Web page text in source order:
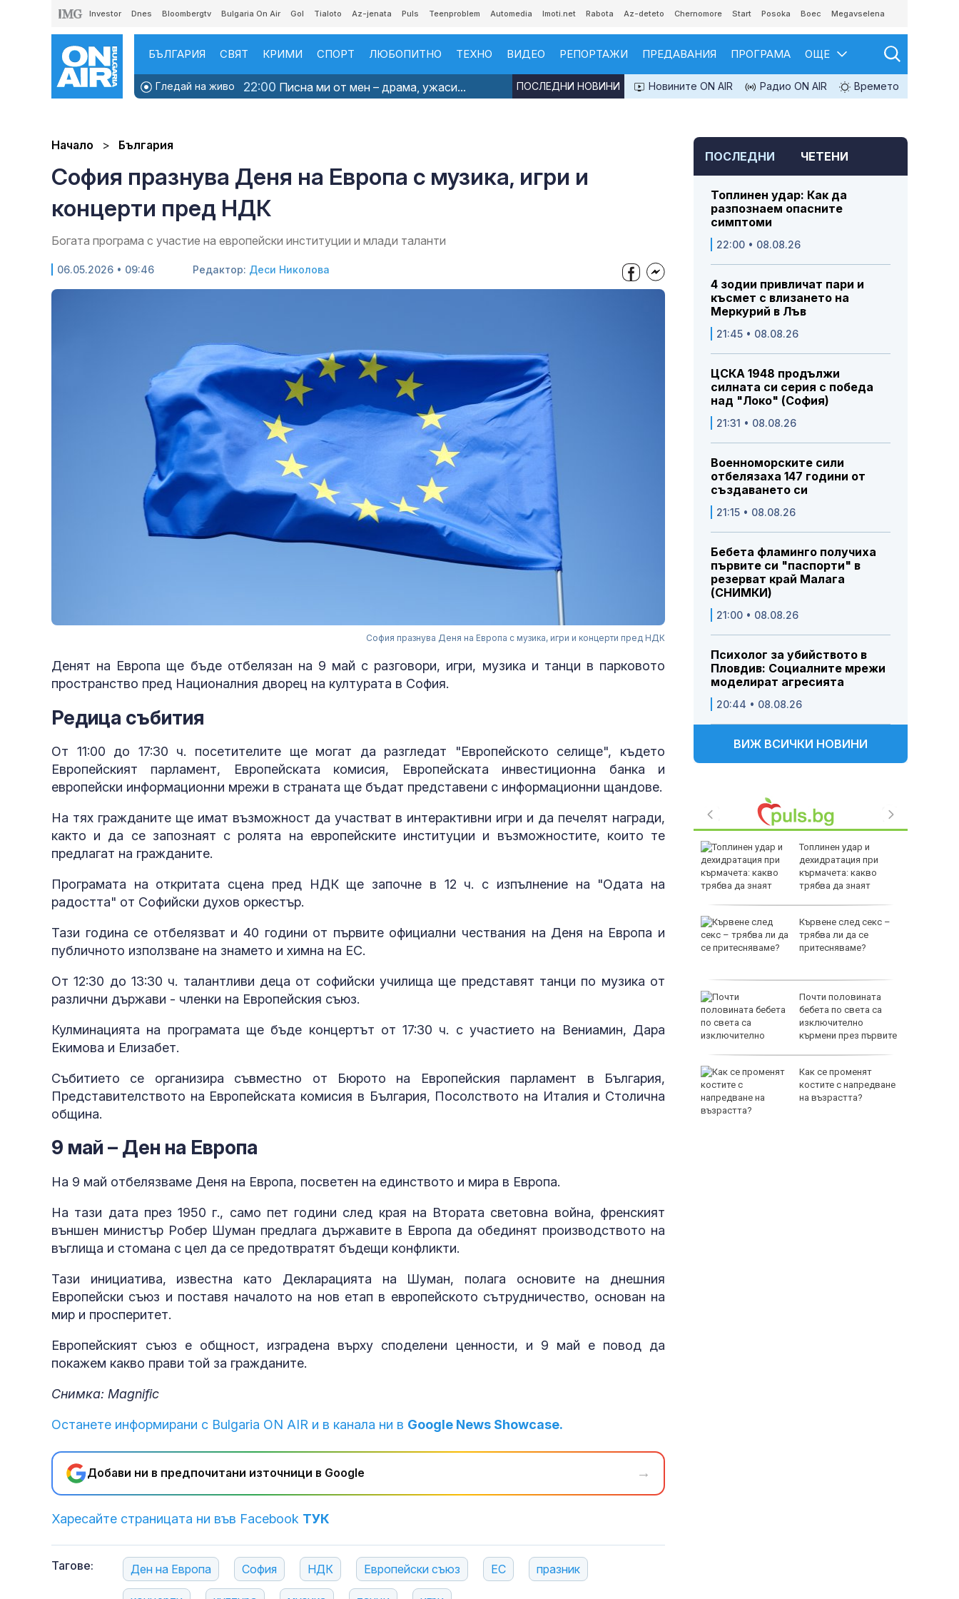
Investor Dnes Bloombergtv Bulgaria On Air Gol Tialoto Az-jenata Puls Teenproblem Automedia Imoti.net Rabota Az-deteto Chernomore Start Posoka Boec Megavselena
БЪЛГАРИЯ СВЯТ КРИМИ СПОРТ ЛЮБОПИТНО ТЕХНО ВИДЕО РЕПОРТАЖИ ПРЕДАВАНИЯ ПРОГРАМА ОЩЕ
Гледай на живо 22:00 Писна ми от мен – драма, ужаси... Новините ON AIR Радио ON AIR Времето
ПОСЛЕДНИ НОВИНИ
Начало България
София празнува Деня на Европа с музика, игри и
концерти пред НДК
Богата програма с участие на европейски институции и млади таланти
06.05.2026 • 09:46 Редактор: Деси Николова
София празнува Деня на Европа с музика, игри и концерти пред НДК
Денят на Европа ще бъде отбелязан на 9 май с разговори, игри, музика и танци в парковото
пространство пред Националния дворец на културата в София.
Редица събития
От 11:00 до 17:30 ч. посетителите ще могат да разгледат "Европейското селище", където
Европейският парламент, Европейската комисия, Европейската инвестиционна банка и
европейски информационни мрежи в страната ще бъдат представени с информационни щандове.
На тях гражданите ще имат възможност да участват в интерактивни игри и да печелят награди,
както и да се запознаят с ролята на европейските институции и възможностите, които те
предлагат на гражданите.
Програмата на откритата сцена пред НДК ще започне в 12 ч. с изпълнение на "Одата на
радостта" от Софийски духов оркестър.
Тази година се отбелязват и 40 години от първите официални чествания на Деня на Европа и
публичното използване на знамето и химна на ЕС.
От 12:30 до 13:30 ч. талантливи деца от софийски училища ще представят танци по музика от
различни държави - членки на Европейския съюз.
Кулминацията на програмата ще бъде концертът от 17:30 ч. с участието на Вениамин, Дара
Екимова и Елизабет.
Събитието се организира съвместно от Бюрото на Европейския парламент в България,
Представителството на Европейската комисия в България, Посолството на Италия и Столична
община.
9 май – Ден на Европа
На 9 май отбелязваме Деня на Европа, посветен на единството и мира в Европа.
На тази дата през 1950 г., само пет години след края на Втората световна война, френският
външен министър Робер Шуман предлага държавите в Европа да обединят производството на
въглища и стомана с цел да се предотвратят бъдещи конфликти.
Тази инициатива, известна като Декларацията на Шуман, полага основите на днешния
Европейски съюз и поставя началото на нов етап в европейското сътрудничество, основан на
мир и просперитет.
Европейският съюз е общност, изградена върху споделени ценности, и 9 май е повод да
покажем какво прави той за гражданите.
Снимка: Magnific
Останете информирани с Bulgaria ON AIR и в канала ни в Google News Showcase.
Добави ни в предпочитани източници в Google →
Харесайте страницата ни във Facebook ТУК
Тагове: Ден на Европа София НДК Европейски съюз ЕС празник
ПОСЛЕДНИ ЧЕТЕНИ
Топлинен удар: Как да
разпознаем опасните
симптоми
22:00 • 08.08.26
4 зодии привличат пари и
късмет с влизането на
Меркурий в Лъв
21:45 • 08.08.26
ЦСКА 1948 продължи
силната си серия с победа
над "Локо" (София)
21:31 • 08.08.26
Военноморските сили
отбелязаха 147 години от
създаването си
21:15 • 08.08.26
Бебета фламинго получиха
първите си "паспорти" в
резерват край Малага
(СНИМКИ)
21:00 • 08.08.26
Психолог за убийството в
Пловдив: Социалните мрежи
моделират агресията
20:44 • 08.08.26
ВИЖ ВСИЧКИ НОВИНИ
дебюта в SENSHI: В
Кардам е бил
отклонен от
ЦСКА 1948 с нова
победа и силен старт в
Първа лига
Топлинен удар и
дехидратация при
кърмачета: какво
трябва да знаят
Кървене след секс –
трябва ли да се
притесняваме?
Почти половината
бебета по света са
изключително
кърмени през първите
Как се променят
костите с напредване
на възрастта?